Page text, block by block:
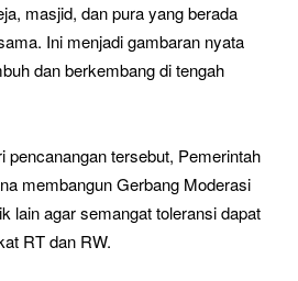
masjid, dan pura yang berada
Ini menjadi gambaran nyata
dan berkembang di tengah
pencanangan tersebut, Pemerintah
membangun Gerbang Moderasi
lain agar semangat toleransi dapat
RT dan RW.